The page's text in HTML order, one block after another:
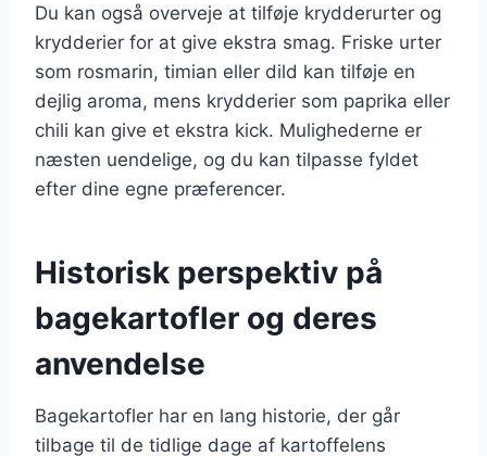
Du kan også overveje at tilføje krydderurter og
krydderier for at give ekstra smag. Friske urter
som rosmarin, timian eller dild kan tilføje en
dejlig aroma, mens krydderier som paprika eller
chili kan give et ekstra kick. Mulighederne er
næsten uendelige, og du kan tilpasse fyldet
efter dine egne præferencer.
Historisk perspektiv på
bagekartofler og deres
anvendelse
Bagekartofler har en lang historie, der går
tilbage til de tidlige dage af kartoffelens